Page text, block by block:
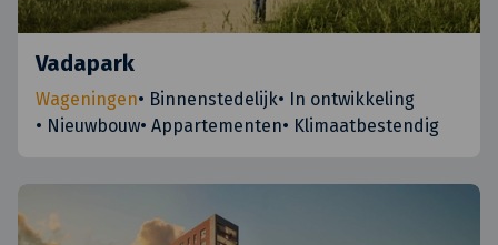
Vadapark
Wageningen• Binnenstedelijk• In ontwikkeling
• Nieuwbouw• Appartementen• Klimaatbestendig